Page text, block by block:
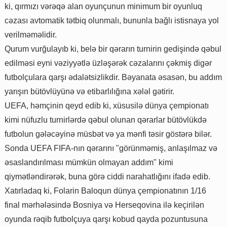
ki, qırmızı vərəqə alan oyunçunun minimum bir oyunluq
cəzası avtomatik tətbiq olunmalı, bununla bağlı istisnaya yol
verilməməlidir.
Qurum vurğulayıb ki, belə bir qərarın turnirin gedişində qəbul
edilməsi eyni vəziyyətlə üzləşərək cəzalarını çəkmiş digər
futbolçulara qarşı ədalətsizlikdir. Bəyanata əsasən, bu addım
yarışın bütövlüyünə və etibarlılığına xələl gətirir.
UEFA, həmçinin qeyd edib ki, xüsusilə dünya çempionatı
kimi nüfuzlu turnirlərdə qəbul olunan qərarlar bütövlükdə
futbolun gələcəyinə müsbət və ya mənfi təsir göstərə bilər.
Sonda UEFA FIFA-nın qərarını "görünməmiş, anlaşılmaz və
əsaslandırılması mümkün olmayan addım" kimi
qiymətləndirərək, buna görə ciddi narahatlığını ifadə edib.
Xatırladaq ki, Folarin Baloqun dünya çempionatının 1/16
final mərhələsində Bosniya və Herseqovina ilə keçirilən
oyunda rəqib futbolçuya qarşı kobud qayda pozuntusuna